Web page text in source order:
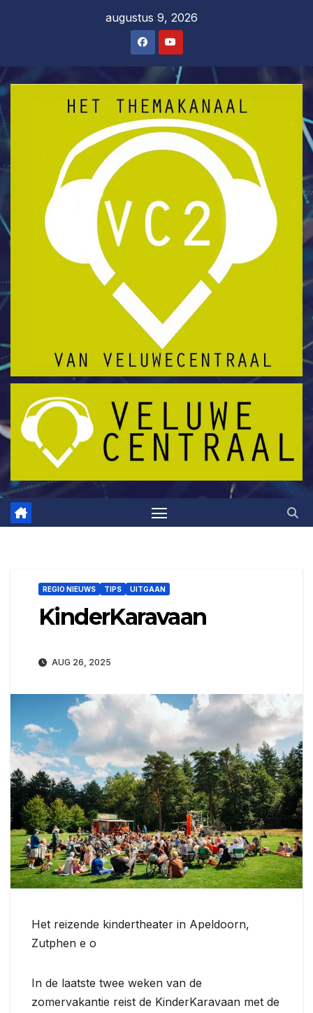
augustus 9, 2026
REGIO NIEUWS TIPS UITGAAN
KinderKaravaan
AUG 26, 2025
Het reizende kindertheater in Apeldoorn,
Zutphen e o
In de laatste twee weken van de
zomervakantie reist de KinderKaravaan met de